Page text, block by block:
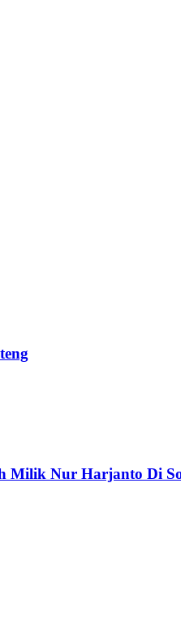
Milik Nur Harjanto Di